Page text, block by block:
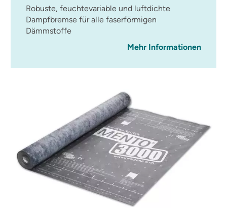
Robuste, feuchtevariable und luftdichte
Dampfbremse für alle faserförmigen
Dämmstoffe
Mehr Informationen